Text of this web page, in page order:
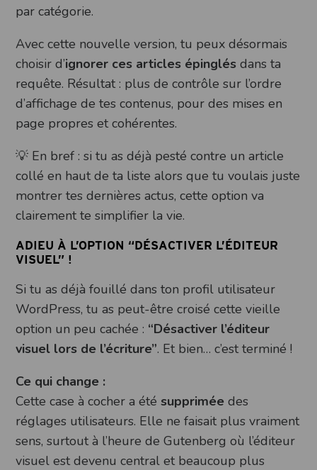
par catégorie.
Avec cette nouvelle version, tu peux désormais
choisir d’ignorer ces articles épinglés dans ta
requête. Résultat : plus de contrôle sur l’ordre
d’affichage de tes contenus, pour des mises en
page propres et cohérentes.
💡 En bref : si tu as déjà pesté contre un article
collé en haut de ta liste alors que tu voulais juste
montrer tes dernières actus, cette option va
clairement te simplifier la vie.
ADIEU À L’OPTION “DÉSACTIVER L’ÉDITEUR
VISUEL” !
Si tu as déjà fouillé dans ton profil utilisateur
WordPress, tu as peut-être croisé cette vieille
option un peu cachée : “Désactiver l’éditeur
visuel lors de l’écriture”. Et bien… c’est terminé !
Ce qui change :
Cette case à cocher a étésupprimée des
réglages utilisateurs. Elle ne faisait plus vraiment
sens, surtout à l’heure de Gutenberg où l’éditeur
visuel est devenu central et beaucoup plus